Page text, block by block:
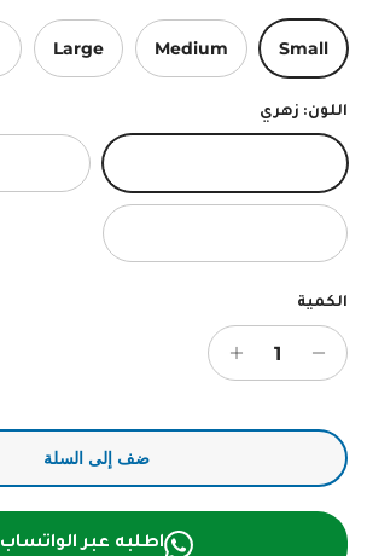
Small
Medium
Large
اللون: زهري
الكمية
ضف إلى السلة
اطلبه عبر الواتساب